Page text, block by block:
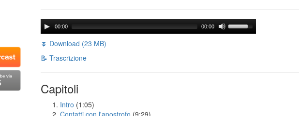
00:00 00:00
⏬ Download (23 MB)
📝 Trascrizione
Capitoli
Intro (1:05)
Contatti con l'apostrofo (9:29)